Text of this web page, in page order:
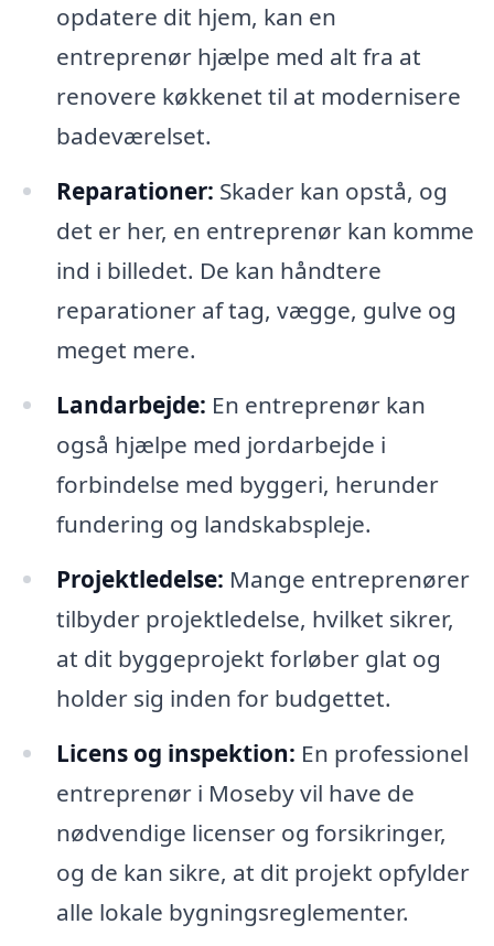
opdatere dit hjem, kan en
entreprenør hjælpe med alt fra at
renovere køkkenet til at modernisere
badeværelset.
Reparationer: Skader kan opstå, og
det er her, en entreprenør kan komme
ind i billedet. De kan håndtere
reparationer af tag, vægge, gulve og
meget mere.
Landarbejde: En entreprenør kan
også hjælpe med jordarbejde i
forbindelse med byggeri, herunder
fundering og landskabspleje.
Projektledelse: Mange entreprenører
tilbyder projektledelse, hvilket sikrer,
at dit byggeprojekt forløber glat og
holder sig inden for budgettet.
Licens og inspektion: En professionel
entreprenør i Moseby vil have de
nødvendige licenser og forsikringer,
og de kan sikre, at dit projekt opfylder
alle lokale bygningsreglementer.